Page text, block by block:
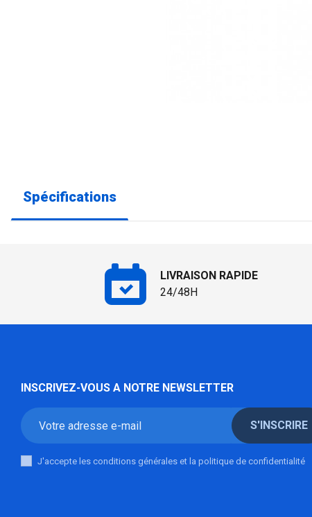
Spécifications
LIVRAISON RAPIDE
24/48H
INSCRIVEZ-VOUS A NOTRE NEWSLETTER
S'INSCRIRE
J'accepte les conditions générales et la politique de confidentialité